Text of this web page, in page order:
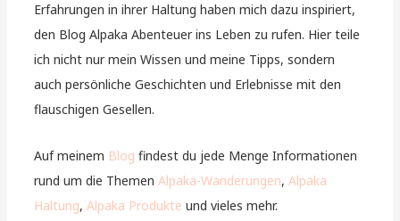
Erfahrungen in ihrer Haltung haben mich dazu inspiriert,
den Blog Alpaka Abenteuer ins Leben zu rufen. Hier teile
ich nicht nur mein Wissen und meine Tipps, sondern
auch persönliche Geschichten und Erlebnisse mit den
flauschigen Gesellen.
Auf meinem Blog findest du jede Menge Informationen
rund um die ThemenAlpaka-Wanderungen,Alpaka
Haltung,Alpaka Produkte und vieles mehr.